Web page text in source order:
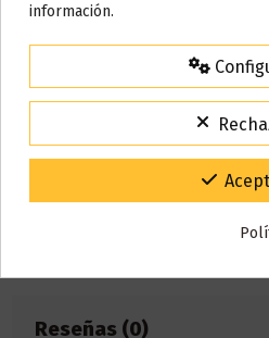
10
Referencia 000164
Reseñas (0)
15% de
Código:
Gracias por tu paciencia y por
información.